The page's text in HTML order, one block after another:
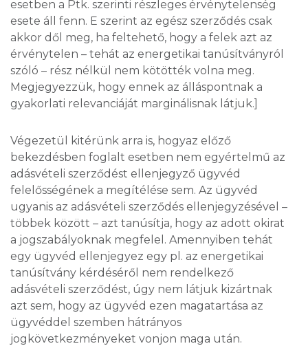
esetben a Ptk. szerinti részleges érvénytelenség
esete áll fenn. E szerint az egész szerződés csak
akkor dől meg, ha feltehető, hogy a felek azt az
érvénytelen – tehát az energetikai tanúsítványról
szóló – rész nélkül nem kötötték volna meg.
Megjegyezzük, hogy ennek az álláspontnak a
gyakorlati relevanciáját marginálisnak látjuk.]
Végezetül kitérünk arra is, hogyaz előző
bekezdésben foglalt esetben nem egyértelmű az
adásvételi szerződést ellenjegyző ügyvéd
felelősségének a megítélése sem. Az ügyvéd
ugyanis az adásvételi szerződés ellenjegyzésével –
többek között – azt tanúsítja, hogy az adott okirat
a jogszabályoknak megfelel. Amennyiben tehát
egy ügyvéd ellenjegyez egy pl. az energetikai
tanúsítvány kérdéséről nem rendelkező
adásvételi szerződést, úgy nem látjuk kizártnak
azt sem, hogy az ügyvéd ezen magatartása az
ügyvéddel szemben hátrányos
jogkövetkezményeket vonjon maga után.